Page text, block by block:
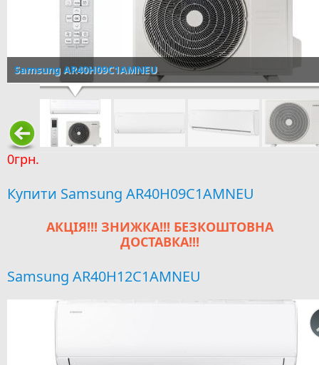
Samsung AR40H09C1AMNEU
0грн.
Купити Samsung AR40H09C1AMNEU
АКЦІЯ!!! ЗНИЖКА!!! БЕЗКОШТОВНА
ДОСТАВКА!!!
Samsung AR40H12C1AMNEU